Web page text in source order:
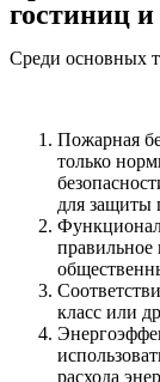
гостиниц и
Среди основных
Пожарная
только
для защиты
правильное
класс или
расхода